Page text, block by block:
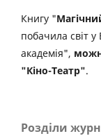
Книгу "
побачила світ
академія",
"Кіно-Театр".
Розділи